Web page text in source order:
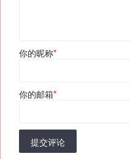
你的昵称*
你的邮箱*
提交评论